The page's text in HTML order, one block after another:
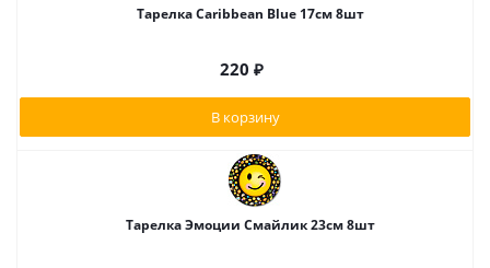
Тарелка Caribbean Blue 17см 8шт
220 ₽
В корзину
Тарелка Эмоции Смайлик 23см 8шт